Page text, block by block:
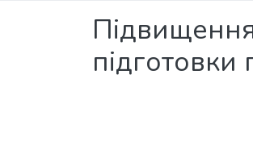
Підвищення
підготовки